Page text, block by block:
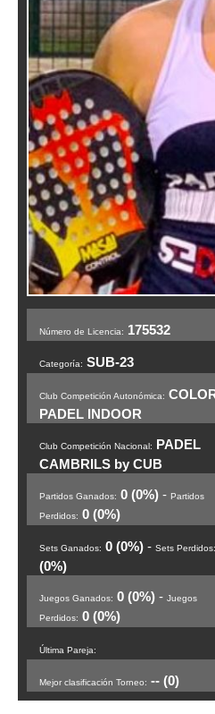
Número de Licencia: 175532
Categoría: SUB-23
Club Competición Autonómica:
PADEL INDOOR
Club Competición Nacional: PADEL
CAMBRILS by CUB
Partidos Ganados: 0 (0%) - Partidos
Perdidos: 0 (0%)
Sets Ganados: 0 (0%) - Sets Perdidos:
(0%)
Juegos Ganados: 0 (0%) - Juegos
Perdidos: 0 (0%)
Última Pareja:
Mejor clasificación Torneo: -- (0)